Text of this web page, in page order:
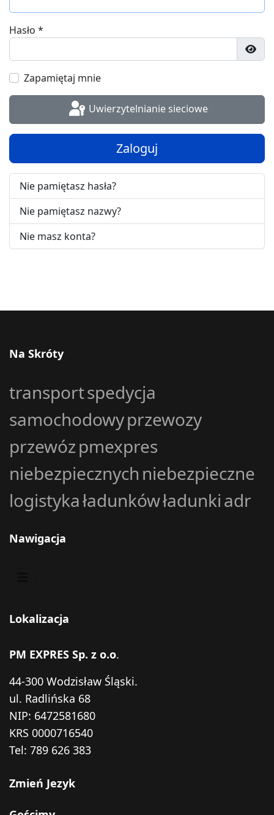
Hasło *
Zapamiętaj mnie
Uwierzytelnianie sieciowe
Zaloguj
Nie pamiętasz hasła?
Nie pamiętasz nazwy?
Nie masz konta?
Na Skróty
transportspedycja
samochodowyprzewozy
przewózpmexpres
niebezpiecznych niebezpieczne
logistykaładunkówładunkiadr
Nawigacja
Lokalizacja
PM EXPRES Sp. z o.o.
44-300 Wodzisław Śląski.
ul. Radlińska 68
NIP: 6472581680
KRS 0000716540
Tel: 789 626 383
Zmień Jezyk